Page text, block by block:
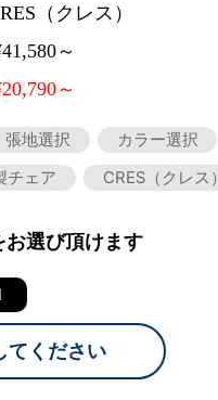
（クレス）
～
～
張地選択 カラー選択
チェア
CRES（クレス）
お選び頂けます
てください